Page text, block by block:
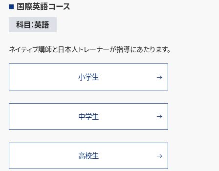
国際英語コース
科目：英語
ネイティブ講師と日本人トレーナーが指導にあたります。
小学生
中学生
高校生